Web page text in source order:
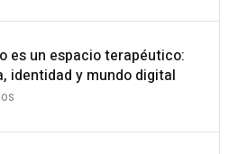
es un espacio terapéutico:
identidad y mundo digital